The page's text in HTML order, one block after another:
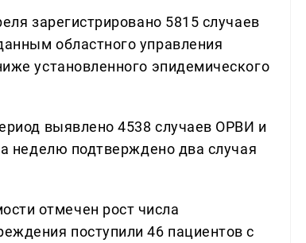
зарегистрировано 5815 случаев
областного управления
установленного эпидемического
выявлено 4538 случаев ОРВИ и
неделю подтверждено два случая
отмечен рост числа
поступили 46 пациентов с